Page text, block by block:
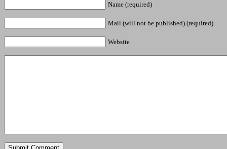
Name (required)
Mail (will not be published) (required)
Website